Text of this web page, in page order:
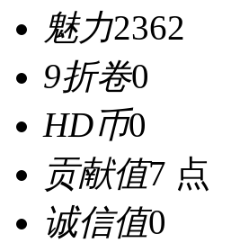
魅力2362
9折卷0
HD币0
贡献值7 点
诚信值0